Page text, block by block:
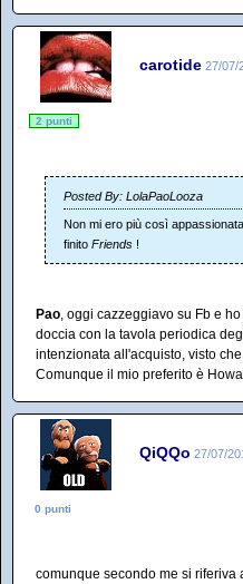
carotide 27/07/
2 punti
Posted By: LolaPaoLooza
Non mi ero più così
finito Friends !
Pao , oggi cazzeggiavo su Fb e
doccia con la tavola periodica
intenzionata all'acquisto, visto
Comunque il mio preferito è
QiQQo 27/07/
0 punti
comunque secondo me si riferiva